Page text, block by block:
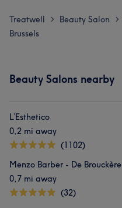
Treatwell > Beauty Salon >
Brussels
Beauty Salons nearby
L’Esthetico
0,2 mi away
(1102)
Menzo Barber - De Brouckère
0,7 mi away
(32)